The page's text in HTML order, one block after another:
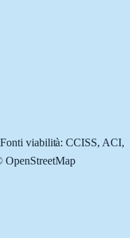
Fonti viabilità: CCISS, ACI,
OpenStreetMap